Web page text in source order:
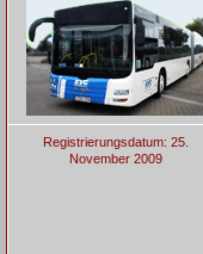
Registrierungsdatum: 25.
November 2009